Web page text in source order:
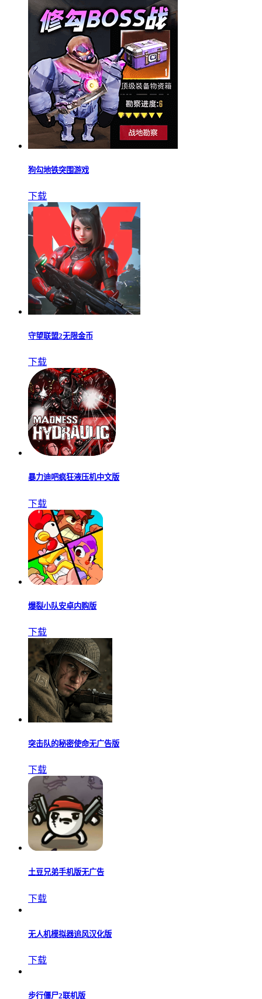
狗勾地铁突围游戏
下载
守望联盟2无限金币
下载
暴力迪吧疯狂液压机中文版
下载
爆裂小队安卓内购版
下载
突击队的秘密使命无广告版
下载
土豆兄弟手机版无广告
下载
无人机模拟器追风汉化版
下载
步行僵尸2联机版